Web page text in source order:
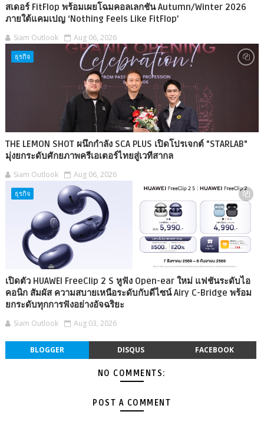
สเดอร์ FitFlop พร้อมเผยโฉมคอลเลกชัน Autumn/Winter 2026
ภายใต้แคมเปญ ‘Nothing Feels Like FitFlop’
Siam Outlook Aug 06, 2026
ธุรกิจ
THE LEMON SHOT ผนึกกำลัง SCA PLUS เปิดโปรเจกต์ "STARLAB"
มุ่งยกระดับศักยภาพครีเอเตอร์ไทยสู่เวทีสากล
Siam Outlook Aug 06, 2026
ธุรกิจ
เปิดตัว HUAWEI FreeClip 2 S หูฟัง Open-ear ใหม่ แฟชันระดับไอ
คอนิก สัมผัส ความสบายเหนือระดับกับดีไซน์ Airy C-Bridge พร้อม
ยกระดับทุกการฟังอย่างอัจฉริยะ
Siam Outlook Aug 03, 2026
BLOGGER DISQUS FACEBOOK
NO COMMENTS:
POST A COMMENT